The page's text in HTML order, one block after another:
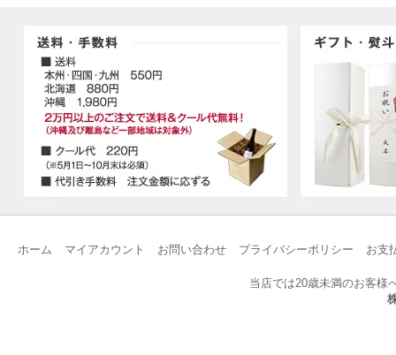
ホーム マイアカウント お問い合わせ プライバシーポリシー お支
当店では20歳未満のお客様